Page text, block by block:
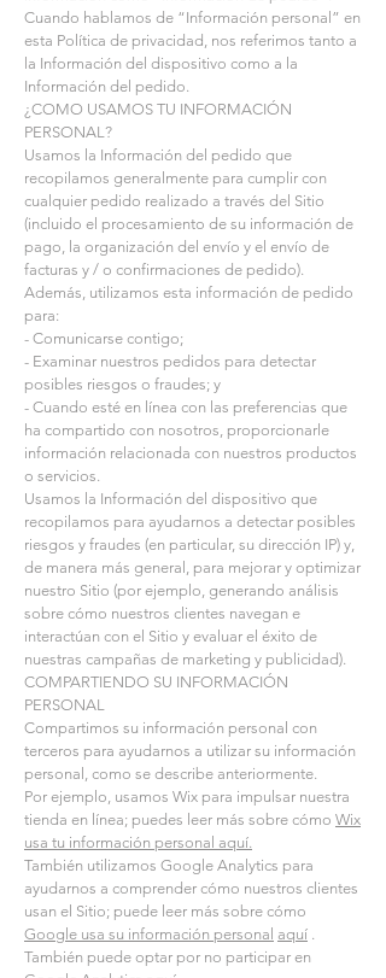
Cuando hablamos de “Información personal” en
esta Política de privacidad, nos referimos tanto a
la Información del dispositivo como a la
Información del pedido.
¿COMO USAMOS TU INFORMACIÓN
PERSONAL?
Usamos la Información del pedido que
recopilamos generalmente para cumplir con
cualquier pedido realizado a través del Sitio
(incluido el procesamiento de su información de
pago, la organización del envío y el envío de
facturas y / o confirmaciones de pedido).
Además, utilizamos esta información de pedido
para:
- Comunicarse contigo;
- Examinar nuestros pedidos para detectar
posibles riesgos o fraudes; y
- Cuando esté en línea con las preferencias que
ha compartido con nosotros, proporcionarle
información relacionada con nuestros productos
o servicios.
Usamos la Información del dispositivo que
recopilamos para ayudarnos a detectar posibles
riesgos y fraudes (en particular, su dirección IP) y,
de manera más general, para mejorar y optimizar
nuestro Sitio (por ejemplo, generando análisis
sobre cómo nuestros clientes navegan e
interactúan con el Sitio y evaluar el éxito de
nuestras campañas de marketing y publicidad).
COMPARTIENDO SU INFORMACIÓN
PERSONAL
Compartimos su información personal con
terceros para ayudarnos a utilizar su información
personal, como se describe anteriormente.
Por ejemplo, usamos Wix para impulsar nuestra
tienda en línea; puedes leer más sobre cómo Wix
usa tu información personal aquí.
También utilizamos Google Analytics para
ayudarnos a comprender cómo nuestros clientes
usan el Sitio; puede leer más sobre cómo
Google usa su información personal aquí .
También puede optar por no participar en